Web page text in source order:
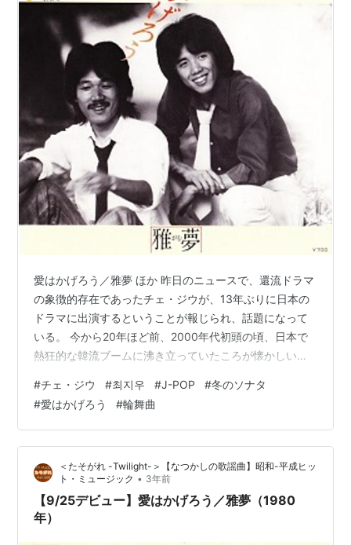
愛はかげろう／雅夢 ほか 昨日のニュースで、還流ドラマ
の象徴的存在であったチェ・ジウが、13年ぶりに日本の
ドラマに出演するということが報じられ、話題になって
いる。 今から20年ほど前、2000年代初頭の頃、日本で
熱狂的な韓流ブームに沸き立っていたころが懐かしい
演した『ヨン様』ことぺ・ヨンジュンと、そして『ジウ
姫』『涙の女王』と呼ばれたチェ・ジウであった。 自分
の場合、韓流ブームには無関心だったので、詳しいこと
はわからないのだが、どういうわけかチェ・ジウにだけ
は惹かれるものがあって、それというのも2006年のTBS
ドラマ「輪舞曲」を見ていたことが…
#チェ・ジウ #최지우 #J-POP #冬のソナタ
#愛はかげろう #輪舞曲
＜たそがれ -Twilight-＞【なつかしの歌謡曲】昭和-平成ヒッ
ト・ミュージック • 3年前
【9/25デビュー】愛はかげろう／雅夢（1980
年）